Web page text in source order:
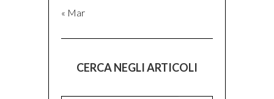
« Mar
CERCA NEGLI ARTICOLI